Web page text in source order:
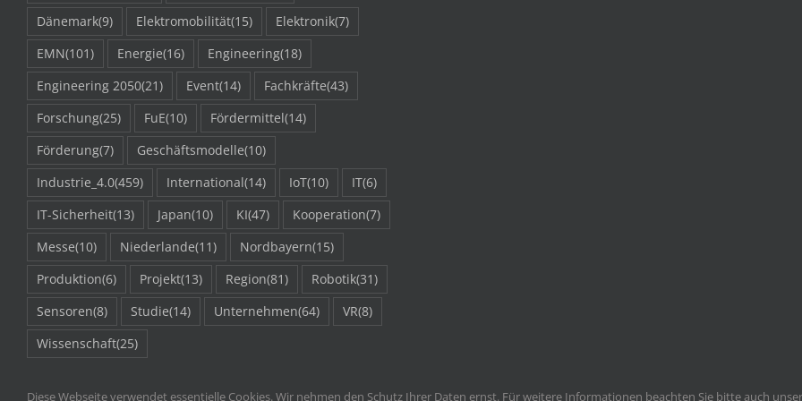
Dänemark(9) Elektromobilität(15) Elektronik(7)
EMN(101) Energie(16) Engineering(18)
Engineering 2050(21) Event(14) Fachkräfte(43)
Forschung(25) FuE(10) Fördermittel(14)
Förderung(7) Geschäftsmodelle(10)
Industrie_4.0(459) International(14) IoT(10) IT(6)
IT-Sicherheit(13) Japan(10) KI(47) Kooperation(7)
Messe(10) Niederlande(11) Nordbayern(15)
Produktion(6) Projekt(13) Region(81) Robotik(31)
Sensoren(8) Studie(14) Unternehmen(64) VR(8)
Wissenschaft(25)
Diese Webseite verwendet essentielle Cookies. Wir nehmen den Schutz Ihrer Daten ernst. Für weitere Informationen beachten Sie bitte auch